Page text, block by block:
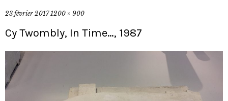
23 février 2017 1200 × 900
Cy Twombly, In Time…, 1987